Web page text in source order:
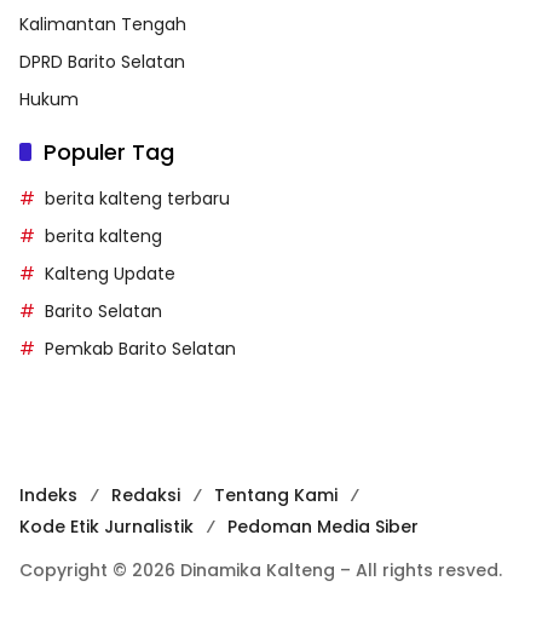
Kalimantan Tengah
DPRD Barito Selatan
Hukum
Populer Tag
berita kalteng terbaru
berita kalteng
Kalteng Update
Barito Selatan
Pemkab Barito Selatan
Indeks Redaksi
Tentang Kami
Kode Etik Jurnalistik
Pedoman Media Siber
Copyright © 2026 Dinamika Kalteng – All rights resved.